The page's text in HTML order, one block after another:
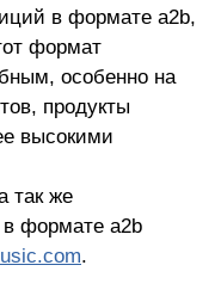
в формате a2b,
формат
особенно на
продукты
высокими
так же
формате a2b
.